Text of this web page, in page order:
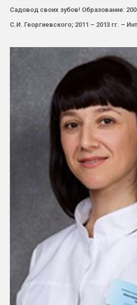
Садовод своих зубов! Образование:
С.И. Георгиевского; 2011 – 2013 гг. –